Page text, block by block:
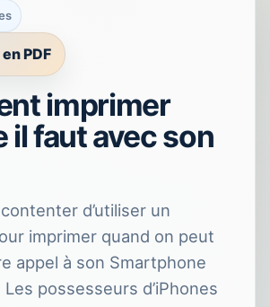
PDF
imprimer
il faut avec son
d’utiliser un
imprimer quand on peut
appel à son Smartphone
possesseurs d’iPhones